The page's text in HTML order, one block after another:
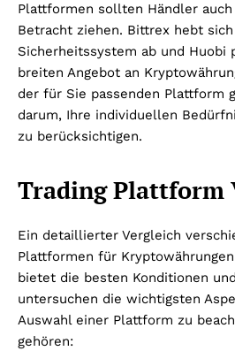
Plattformen sollten Händler
Betracht ziehen. Bittrex hebt
Sicherheitssystem ab und Huobi
breiten Angebot an
der für Sie passenden Plattform
darum, Ihre individuellen
zu berücksichtigen.
Trading Plattform
Ein detaillierter Vergleich
Plattformen für
bietet die besten Konditionen
untersuchen die wichtigsten
Auswahl einer Plattform zu
gehören: